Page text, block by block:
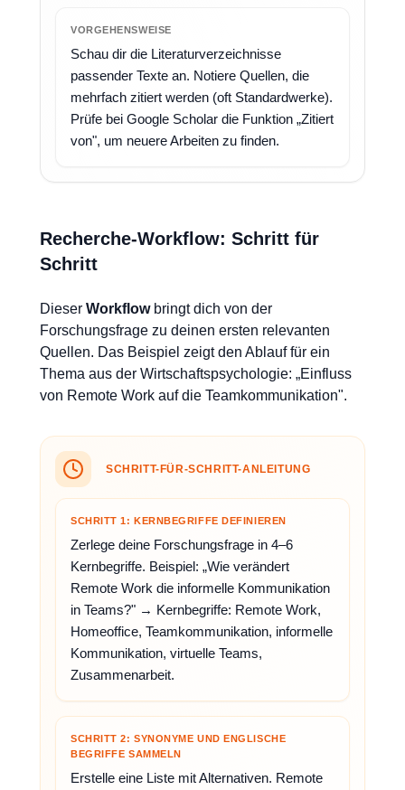
VORGEHENSWEISE
Schau dir die Literaturverzeichnisse
passender Texte an. Notiere Quellen, die
mehrfach zitiert werden (oft Standardwerke).
Prüfe bei Google Scholar die Funktion „Zitiert
von", um neuere Arbeiten zu finden.
Recherche-Workflow: Schritt für
Schritt
Dieser Workflowbringt dich von der
Forschungsfrage zu deinen ersten relevanten
Quellen. Das Beispiel zeigt den Ablauf für ein
Thema aus der Wirtschaftspsychologie: „Einfluss
von Remote Work auf die Teamkommunikation".
SCHRITT-FÜR-SCHRITT-ANLEITUNG
SCHRITT 1: KERNBEGRIFFE DEFINIEREN
Zerlege deine Forschungsfrage in 4–6
Kernbegriffe. Beispiel: „Wie verändert
Remote Work die informelle Kommunikation
in Teams?" → Kernbegriffe: Remote Work,
Homeoffice, Teamkommunikation, informelle
Kommunikation, virtuelle Teams,
Zusammenarbeit.
SCHRITT 2: SYNONYME UND ENGLISCHE
BEGRIFFE SAMMELN
Erstelle eine Liste mit Alternativen. Remote